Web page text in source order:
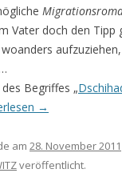
Vater doch den Tipp
Begriffes „
→
am 28. November 2011
veröffentlicht.